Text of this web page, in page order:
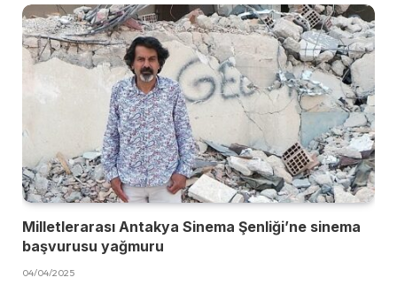
Milletlerarası Antakya Sinema Şenliği’ne sinema
başvurusu yağmuru
04/04/2025